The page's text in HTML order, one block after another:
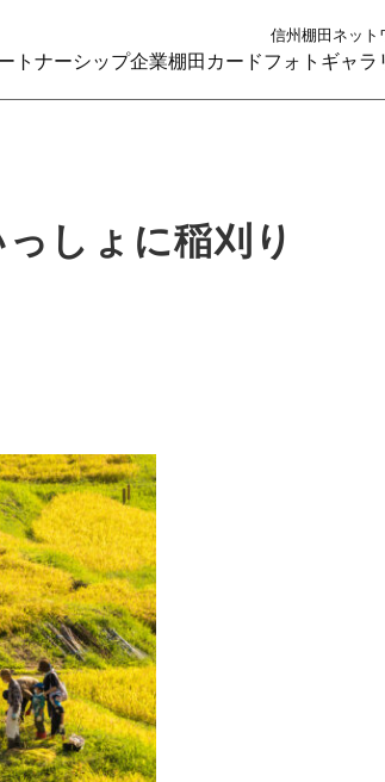
信州棚田ネット
トナーシップ企業棚田カードフォトギャラ
しょに稲刈り